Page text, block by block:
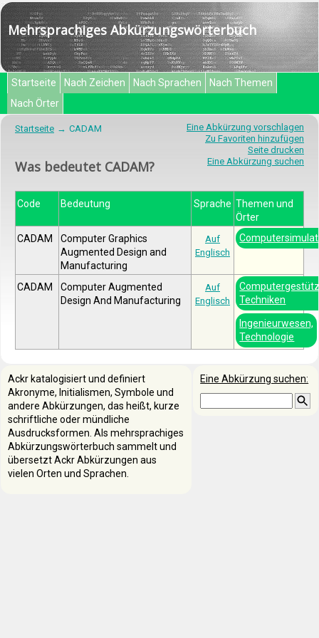
Mehrsprachiges Abkürzungswörterbuch
Startseite Nach Zeichen Nach Sprachen
Nach Themen
Nach Örter
Eine Abkürzung vorschlagen
Zu Favoriten hinzufügen
Seite drucken
Eine Abkürzung suchen
Startseite CADAM
Was bedeutet CADAM?
Code Bedeutung Sprache Themen und
Örter
CADAM
Computer Graphics
Augmented Design and
Manufacturing
Auf
Englisch
CADAM
Computer Augmented
Design And Manufacturing
Auf
Englisch
Techniken
Ingenieurwesen,
Technologie
Eine Abkürzung suchen:
Ackr katalogisiert und definiert
Akronyme, Initialismen, Symbole und
andere Abkürzungen, das heißt, kurze
schriftliche oder mündliche
Ausdrucksformen. Als mehrsprachiges
Abkürzungswörterbuch sammelt und
übersetzt Ackr Abkürzungen aus
vielen Orten und Sprachen.